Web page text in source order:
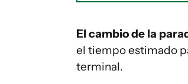
El cambio de la
el tiempo estimado
terminal.